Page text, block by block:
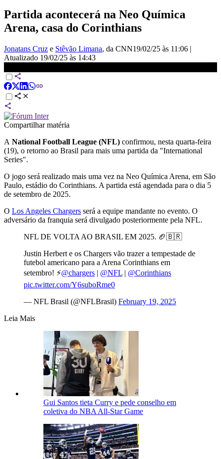
Partida acontecerá na Neo Química
Arena, casa do Corinthians
Jonatans Cruz e Stêvão Limana, da CNN19/02/25 às 11:06 |
Atualizado 19/02/25 às 14:43
Compartilhar matéria
A National Football League (NFL) confirmou, nesta quarta-feira
(19), o retorno ao Brasil para mais uma partida da "International
Series".
O jogo será realizado mais uma vez na Neo Química Arena, em São
Paulo, estádio do Corinthians. A partida está agendada para o dia 5
de setembro de 2025.
O Los Angeles Chargers será a equipe mandante no evento. O
adversário da franquia será divulgado posteriormente pela NFL.
NFL DE VOLTA AO BRASIL EM 2025. 🏈🇧🇷
Justin Herbert e os Chargers vão trazer a tempestade de
futebol americano para a Arena Corinthians em
setembro! ⚡@chargers | @NFL | @Corinthians
pic.twitter.com/Y6suboRme0
— NFL Brasil (@NFLBrasil) February 19, 2025
Leia Mais
Gui Santos tieta Curry e pede conselho em
coletiva do NBA All-Star Game